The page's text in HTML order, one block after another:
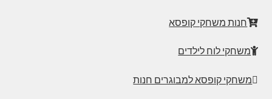
חנות משחקי קופסא
משחקי לוח לילדים
משחקי קופסא למבוגרים חנות